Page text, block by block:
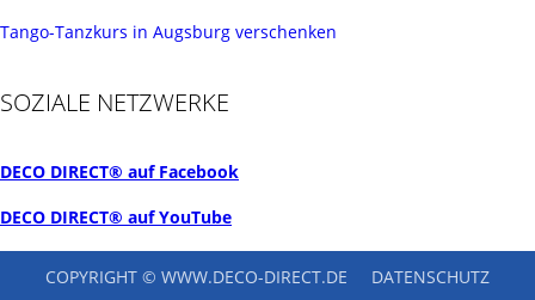
Tango-Tanzkurs in Augsburg verschenken
SOZIALE NETZWERKE
DECO DIRECT® auf Facebook
DECO DIRECT® auf YouTube
COPYRIGHT © WWW.DECO-DIRECT.DE DATENSCHUTZ